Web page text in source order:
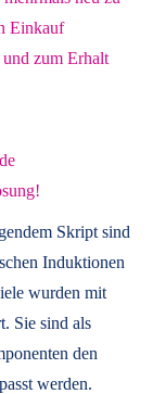
Einkauf
zum Erhalt
Skript sind
Induktionen
wurden mit
Sie sind als
den
werden.